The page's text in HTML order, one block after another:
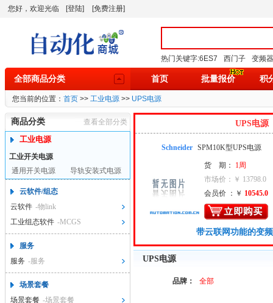
您好，欢迎光临 [登陆] [免费注册]
热门关键字:6ES7 西门子 变频器
全部商品分类 首页 批量报价 积
您当前的位置： 首页 >> 工业电源 >> UPS电源
UPS电源
Schneider SPM10K型UPS电源
货 期： 1周
市场价：￥ 13798.0
会员价 ：￥ 10545.0
带云联网功能的变
UPS电源
品牌： 全部
查看全部分类
商品分类
工业电源
工业开关电源
通用开关电源
导轨安装式电源
云软件/组态
云软件 -物link
工业组态软件 -MCGS
服务
服务 -服务
场景套餐
场景套餐 -场景套餐